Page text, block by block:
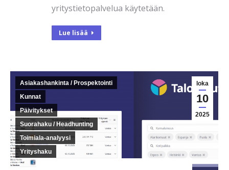
yritystietopalvelua käytetään.
Lue lisää
loka
10
2025
Asiakashankinta / Prospektointi
Kunnat
Päivitykset
Suorahaku / Headhunting
Toimiala-analyysi
Yrityshaku